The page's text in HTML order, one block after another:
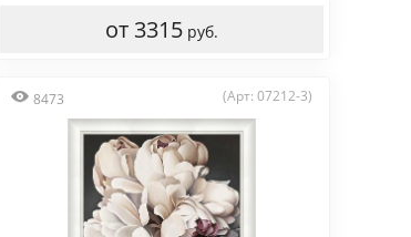
от 3315 руб.
8473 (Арт: 07212-3)